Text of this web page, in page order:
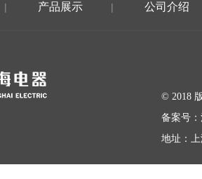
| 产品展示 | 公司介绍
© 2018
备案号：
地址：